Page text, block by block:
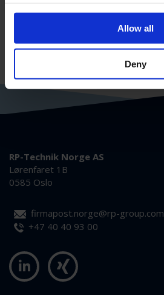
Allow all
Deny
RP-Technik Norge AS
Lørenfaret 1B
0585 Oslo
firmapost.norge@rp-group.com
+47 40 40 93 00